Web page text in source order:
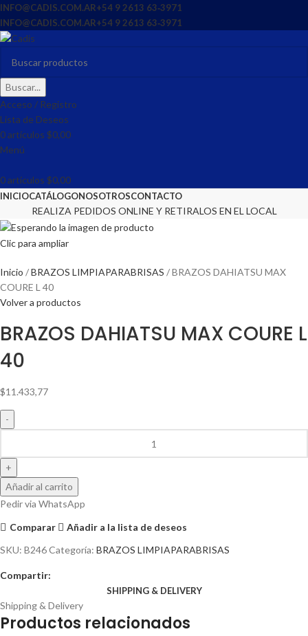
INFO@CADIS.COM.AR‪+54 9 2613 63‑3971‬
INFO@CADIS.COM.AR‪+54 9 2613 63‑3971‬
Buscar...
Acceso / Registro
Lista de Deseos
0artículos $0,00
Menú
0artículos $0,00
INICIOCATÁLOGONOSOTROSCONTACTO
REALIZA PEDIDOS ONLINE Y RETIRALOS EN EL LOCAL
Clic para ampliar
Inicio BRAZOS LIMPIAPARABRISAS
BRAZOS DAHIATSU MAX
COURE L 40
Volver a productos
BRAZOS DAHIATSU MAX COURE L
40
$11.433,77
Añadir al carrito
Pedir via WhatsApp
Comparar
Añadir a la lista de deseos
SKU: B246Categoría: BRAZOS LIMPIAPARABRISAS
Compartir:
SHIPPING & DELIVERY
Shipping & Delivery
Productos relacionados